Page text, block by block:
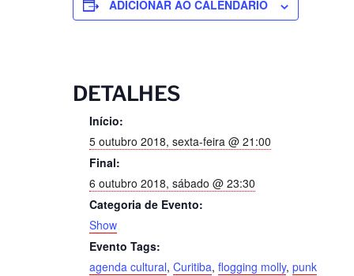
ADICIONAR AO CALENDÁRIO
DETALHES
Início:
5 outubro 2018, sexta-feira @ 21:00
Final:
6 outubro 2018, sábado @ 23:30
Categoria de Evento:
Show
Evento Tags:
agenda cultural,Curitiba,flogging molly,punk